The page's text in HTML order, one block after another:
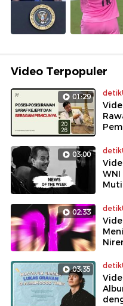
Video Terpopuler
01:29
03:00
02:33
03:35